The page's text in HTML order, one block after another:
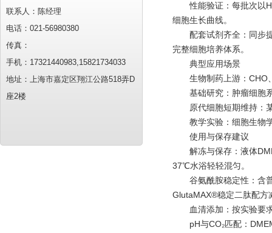
联系人：陈经理
电话：021-56980380
传真：
手机：17321440983,15821734033
地址：上海市嘉定区翔江公路518弄D
座2楼
性能验证：每批次以
细胞生长曲线。
配套试剂齐全：同步提
完整细胞培养体系。
典型应用场景
生物制药上游：CHO、
基础研究：肿瘤细胞系
原代细胞短期维持：某
教学实验：细胞生物学
使用与保存建议
解冻与保存：液体
37℃水浴轻轻混匀。
谷氨酰胺稳定性：含普
GlutaMAX®稳定二肽配方
血清添加：按实验要求
pH与CO₂匹配：DMEM